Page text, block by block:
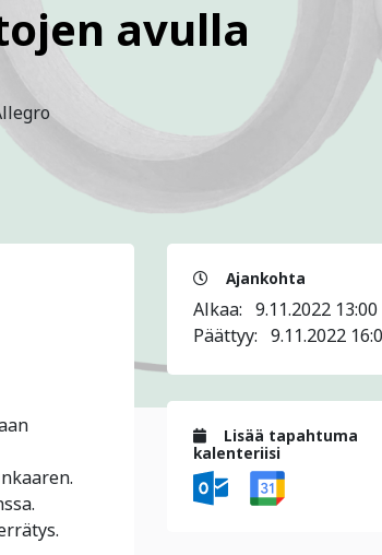
avulla
Ajankohta
Alkaa: 9.11.2022 13:00
Päättyy: 9.11.2022
Lisää tapahtuma
kalenteriisi